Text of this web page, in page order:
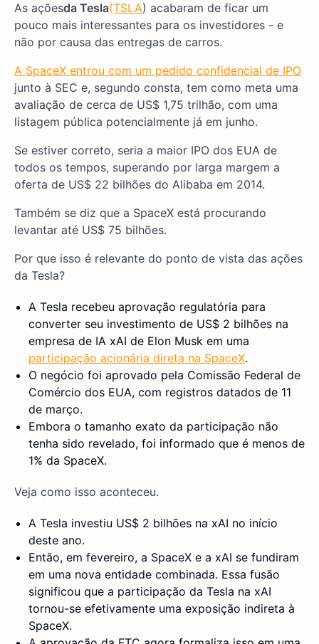
As açõesda Tesla(TSLA) acabaram de ficar um
pouco mais interessantes para os investidores - e
não por causa das entregas de carros.
A SpaceX entrou com um pedido confidencial de IPO
junto à SEC e, segundo consta, tem como meta uma
avaliação de cerca de US$ 1,75 trilhão, com uma
listagem pública potencialmente já em junho.
Se estiver correto, seria a maior IPO dos EUA de
todos os tempos, superando por larga margem a
oferta de US$ 22 bilhões do Alibaba em 2014.
Também se diz que a SpaceX está procurando
levantar até US$ 75 bilhões.
Por que isso é relevante do ponto de vista das ações
da Tesla?
A Tesla recebeu aprovação regulatória para
converter seu investimento de US$ 2 bilhões na
empresa de IA xAI de Elon Musk em uma
participação acionária direta na SpaceX.
O negócio foi aprovado pela Comissão Federal de
Comércio dos EUA, com registros datados de 11
de março.
Embora o tamanho exato da participação não
tenha sido revelado, foi informado que é menos de
1% da SpaceX.
Veja como isso aconteceu.
A Tesla investiu US$ 2 bilhões na xAI no início
deste ano.
Então, em fevereiro, a SpaceX e a xAI se fundiram
em uma nova entidade combinada. Essa fusão
significou que a participação da Tesla na xAI
tornou-se efetivamente uma exposição indireta à
SpaceX.